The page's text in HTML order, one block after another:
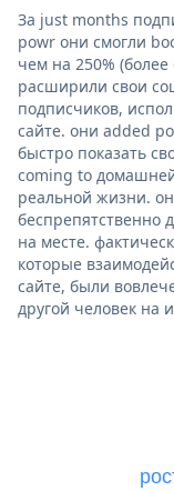
За just months
powr они смогли
чем на 250%
расширили свои
подписчиков,
сайте. они added
быстро показать
coming to
реальной жизни.
беспрепятственно
на месте.
которые
сайте, были
другой человек на